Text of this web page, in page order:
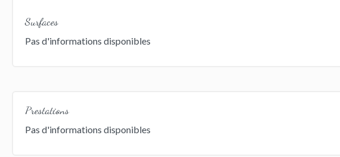
Surfaces
Pas d'informations disponibles
Prestations
Pas d'informations disponibles